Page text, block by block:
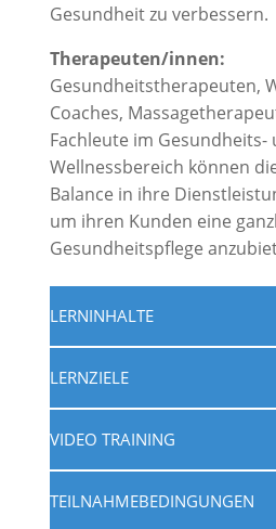
Gesundheit zu verbessern.
Therapeuten/innen:
Gesundheitstherapeuten,
Coaches,
Fachleute im Gesundheits-
Wellnessbereich können
Balance in ihre
um ihren Kunden eine
Gesundheitspflege
LERNINHALTE
LERNZIELE
VIDEO TRAINING
TEILNAHMEBEDINGUNGEN